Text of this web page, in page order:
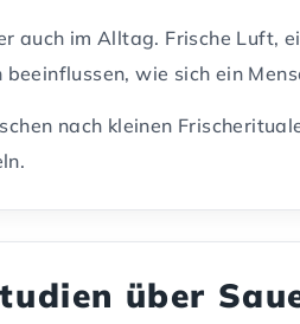
auch im Alltag. Frische Luft,
wie sich ein
nach kleinen
über